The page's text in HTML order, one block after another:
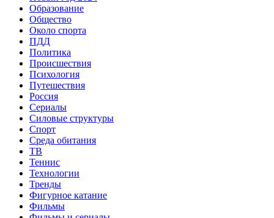
Образование
Общество
Около спорта
ПДД
Политика
Происшествия
Психология
Путешествия
Россия
Сериалы
Силовые структуры
Спорт
Среда обитания
ТВ
Теннис
Технологии
Тренды
Фигурное катание
Фильмы